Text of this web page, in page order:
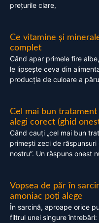
prețurile clare,
Ce vitamine și
complet
Când apar primele fire
le lipsește ceva din
producția de culoare a
Cel mai bun
alegi corect (ghid
Când cauți „cel mai bun
primești zeci de
nostru”. Un răspuns onest
Vopsea de păr în
amoniac poți alege
În sarcină, aproape orice
filtrul unei singure